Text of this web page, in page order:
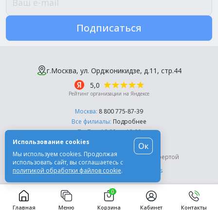
Подписаться
© Компания «Эль-Дент», 2003-2026
Цены на сайте не являются публичной офертой
Разработка сайта -Moscow Dynamics
г.Москва, ул. Орджоникидзе, д.11, стр.44
5,0
Рейтинг организации на Яндексе
Москва: 8 800 775-87-39
Все филиалы: Подробнее
Пн-Пт, с 10:00 до 18:00
Использование cookies
Мы используем cookies. Продолжая
использовать сайт, вы соглашаетесь с
политикой обработки файлов cookie.
Ок
Главная Меню
0
Корзина Кабинет Контакты